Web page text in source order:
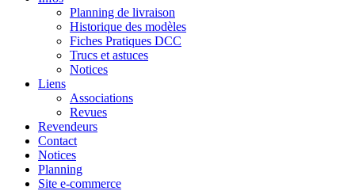
Planning de livraison
Historique des modèles
Fiches Pratiques DCC
Trucs et astuces
Notices
Liens
Associations
Revues
Revendeurs
Contact
Notices
Planning
Site e-commerce